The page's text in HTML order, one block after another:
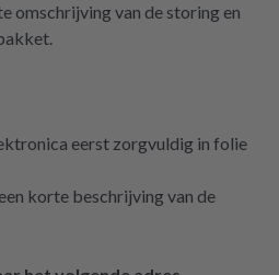
omschrijving van de storing en
eerst zorgvuldig in folie
korte beschrijving van de